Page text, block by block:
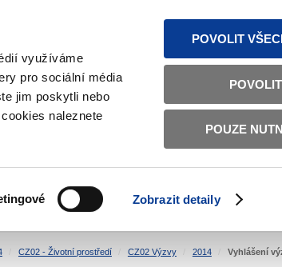
využíváme
pro sociální média
jim poskytli nebo
naleznete
Zobrazit detaily
POVOLIT
POUZE
TEXTOVÁ VERZE
VNITŘNÍ VĚCI BILATERÁLNÍ
CZ02 - Životní prostředí CZ02 Výzvy 2014
Vyhlášení